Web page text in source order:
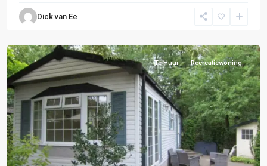
Dick van Ee
Barneveld-
Voorthuizen
Te Huur Recreatiewoning